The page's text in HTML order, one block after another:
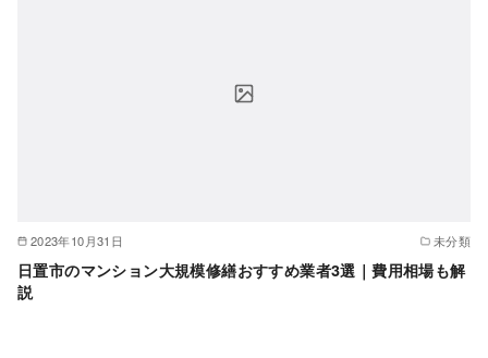
2023年10月31日 未分類
日置市のマンション大規模修繕おすすめ業者3選｜費用相場も解
説